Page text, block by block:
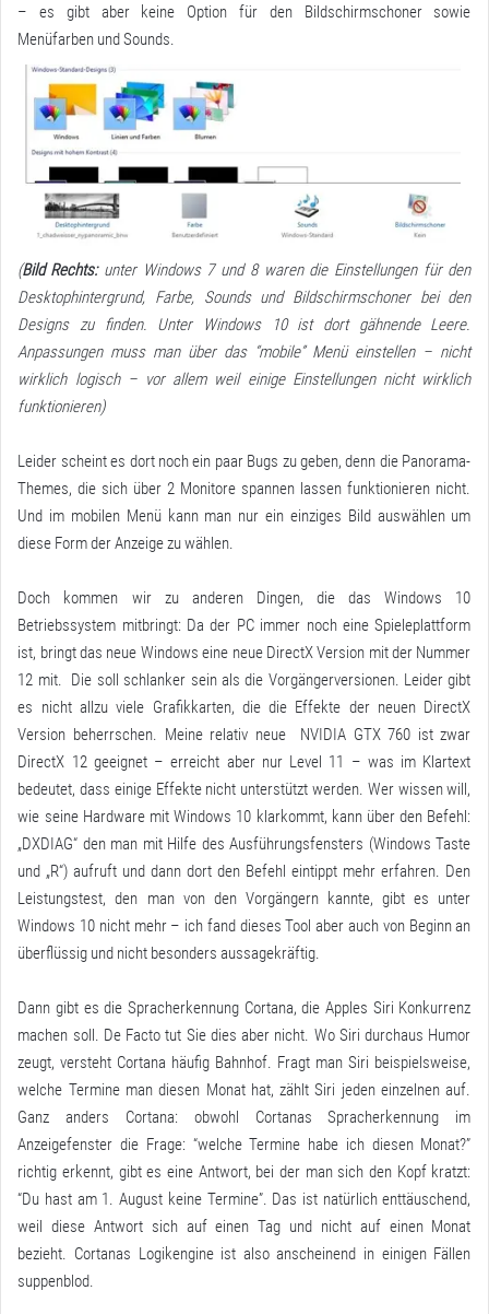
– es gibt aber keine Option für den Bildschirmschoner sowie
Menüfarben und Sounds.
(Bild Rechts:unter Windows 7 und 8 waren die Einstellungen für den
Desktophintergrund, Farbe, Sounds und Bildschirmschoner bei den
Designs zu finden. Unter Windows 10 ist dort gähnende Leere.
Anpassungen muss man über das “mobile” Menü einstellen – nicht
wirklich logisch – vor allem weil einige Einstellungen nicht wirklich
funktionieren)
Leider scheint es dort noch ein paar Bugs zu geben, denn die Panorama-
Themes, die sich über 2 Monitore spannen lassen funktionieren nicht.
Und im mobilen Menü kann man nur ein einziges Bild auswählen um
diese Form der Anzeige zu wählen.
Doch kommen wir zu anderen Dingen, die das Windows 10
Betriebssystem mitbringt: Da der PC immer noch eine Spieleplattform
ist, bringt das neue Windows eine neue DirectX Version mit der Nummer
12 mit. Die soll schlanker sein als die Vorgängerversionen. Leider gibt
es nicht allzu viele Grafikkarten, die die Effekte der neuen DirectX
Version beherrschen. Meine relativ neue NVIDIA GTX 760 ist zwar
DirectX 12 geeignet – erreicht aber nur Level 11 – was im Klartext
bedeutet, dass einige Effekte nicht unterstützt werden. Wer wissen will,
wie seine Hardware mit Windows 10 klarkommt, kann über den Befehl:
„DXDIAG“ den man mit Hilfe des Ausführungsfensters (Windows Taste
und „R“) aufruft und dann dort den Befehl eintippt mehr erfahren. Den
Leistungstest, den man von den Vorgängern kannte, gibt es unter
Windows 10 nicht mehr – ich fand dieses Tool aber auch von Beginn an
überflüssig und nicht besonders aussagekräftig.
Dann gibt es die Spracherkennung Cortana, die Apples Siri Konkurrenz
machen soll. De Facto tut Sie dies aber nicht. Wo Siri durchaus Humor
zeugt, versteht Cortana häufig Bahnhof. Fragt man Siri beispielsweise,
welche Termine man diesen Monat hat, zählt Siri jeden einzelnen auf.
Ganz anders Cortana: obwohl Cortanas Spracherkennung im
Anzeigefenster die Frage: “welche Termine habe ich diesen Monat?”
richtig erkennt, gibt es eine Antwort, bei der man sich den Kopf kratzt:
“Du hast am 1. August keine Termine”. Das ist natürlich enttäuschend,
weil diese Antwort sich auf einen Tag und nicht auf einen Monat
bezieht. Cortanas Logikengine ist also anscheinend in einigen Fällen
suppenblod.